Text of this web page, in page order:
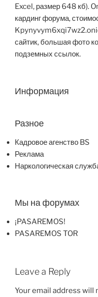
Excel, размер 648 кб).
кардинг форума,
сайтик, большая фото
подземных ссылок.
Информация
Разное
Кадровое агенство BS
Реклама
Наркологическая
Мы на форумах
¡PASAREMOS!
PASAREMOS TOR
Leave a Reply
Your email address will